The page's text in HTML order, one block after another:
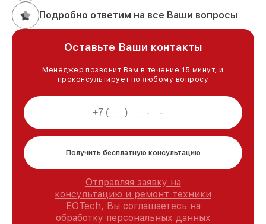
Подробно ответим на все Ваши вопросы
Оставьте Ваши контакты
Менеджер позвонит Вам в течение 15 минут, и
проконсультирует по любому вопросу
Получить бесплатную консультацию
Отправляя заявку на
консультацию и ремонт техники
EOTech, Вы соглашаетесь на
обработку персональных данных